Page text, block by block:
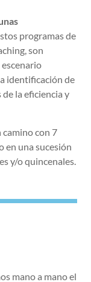
programas de
son
identificación de
la eficiencia y
camino con 7
en una sucesión
y/o quincenales.
mano a mano el